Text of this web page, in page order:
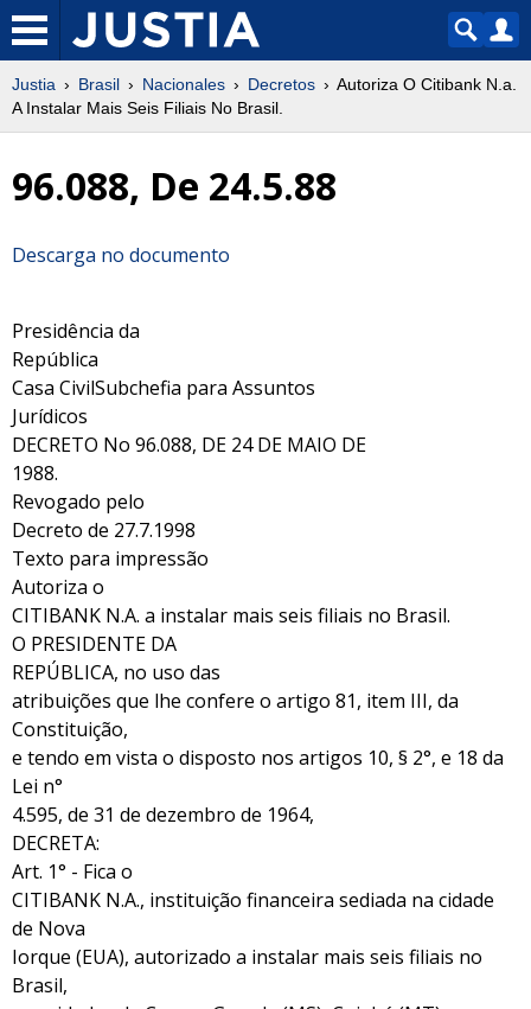
Justia Brasil Nacionales Decretos
Autoriza O Citibank N.a.
A Instalar Mais Seis Filiais No Brasil.
96.088, De 24.5.88
Descarga no documento
Presidência da
República
Casa CivilSubchefia para Assuntos
Jurídicos
DECRETO No 96.088, DE 24 DE MAIO DE
1988.
Revogado pelo
Decreto de 27.7.1998
Texto para impressão
Autoriza o
CITIBANK N.A. a instalar mais seis filiais no Brasil.
O PRESIDENTE DA
REPÚBLICA, no uso das
atribuições que lhe confere o artigo 81, item III, da
Constituição,
e tendo em vista o disposto nos artigos 10, § 2°, e 18 da
Lei n°
4.595, de 31 de dezembro de 1964,
DECRETA:
Art. 1° - Fica o
CITIBANK N.A., instituição financeira sediada na cidade
de Nova
Iorque (EUA), autorizado a instalar mais seis filiais no
Brasil,